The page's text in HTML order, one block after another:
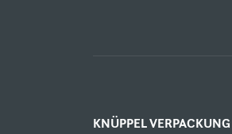
KNÜPPEL VERPACKUNG